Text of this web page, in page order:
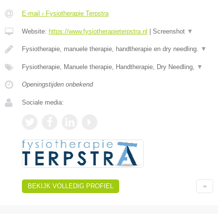
E-mail › Fysiotherapie Terpstra
Website: https://www.fysiotherapieterpstra.nl Screenshot ▼
Fysiotherapie, manuele therapie, handtherapie en dry needling. ▼
Fysiotherapie, Manuele therapie, Handtherapie, Dry Needling, ▼
Openingstijden onbekend
Sociale media:
BEKIJK VOLLEDIG PROFIEL